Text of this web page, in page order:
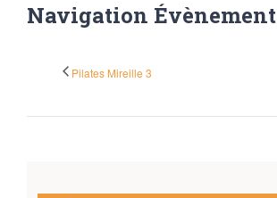
Navigation Évènement
Pilates Mireille 3